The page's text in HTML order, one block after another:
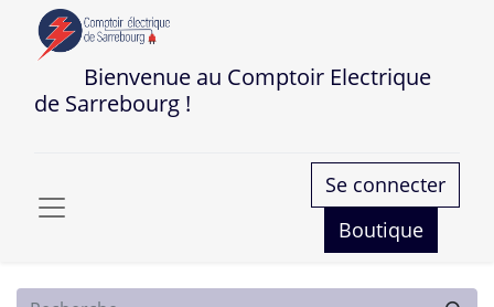
Bienvenue au Comptoir Electrique
de Sarrebourg !
Se connecter
Boutique